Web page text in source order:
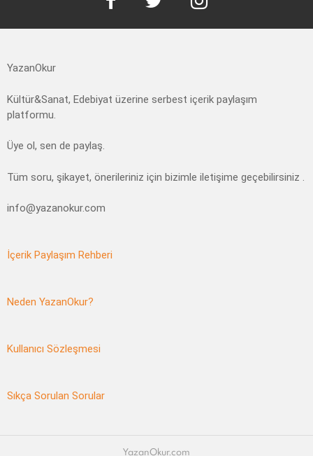
YazanOkur
Kültür&Sanat, Edebiyat üzerine serbest içerik paylaşım
platformu.
Üye ol, sen de paylaş.
Tüm soru, şikayet, önerileriniz için bizimle iletişime geçebilirsiniz .
info@yazanokur.com
İçerik Paylaşım Rehberi
Neden YazanOkur?
Kullanıcı Sözleşmesi
Sıkça Sorulan Sorular
YazanOkur.com